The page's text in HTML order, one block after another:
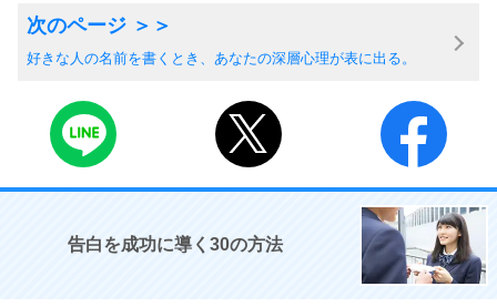
好きな人の名前を書くとき、あなたの深層心理が表に出る。
告白を成功に導く30の方法